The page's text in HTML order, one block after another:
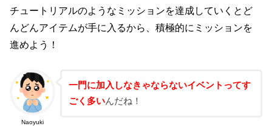
チュートリアルのようなミッションを達成していくとど
んどんアイテムが手に入るから、積極的にミッションを
進めよう！
Naoyuki
一門に加入しなきゃならないイベントってす
ごく多いんだね！